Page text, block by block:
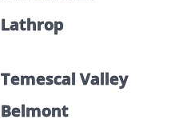
Lathrop
Temescal Valley
Belmont